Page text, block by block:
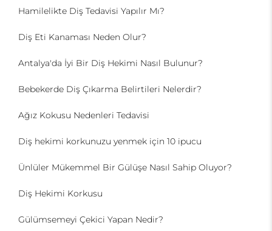
Hamilelikte Diş Tedavisi Yapılır Mı?
Diş Eti Kanaması Neden Olur?
Antalya'da İyi Bir Diş Hekimi Nasıl Bulunur?
Bebekerde Diş Çıkarma Belirtileri Nelerdir?
Ağız Kokusu Nedenleri Tedavisi
Diş hekimi korkunuzu yenmek için 10 ipucu
Ünlüler Mükemmel Bir Gülüşe Nasıl Sahip Oluyor?
Diş Hekimi Korkusu
Gülümsemeyi Çekici Yapan Nedir?